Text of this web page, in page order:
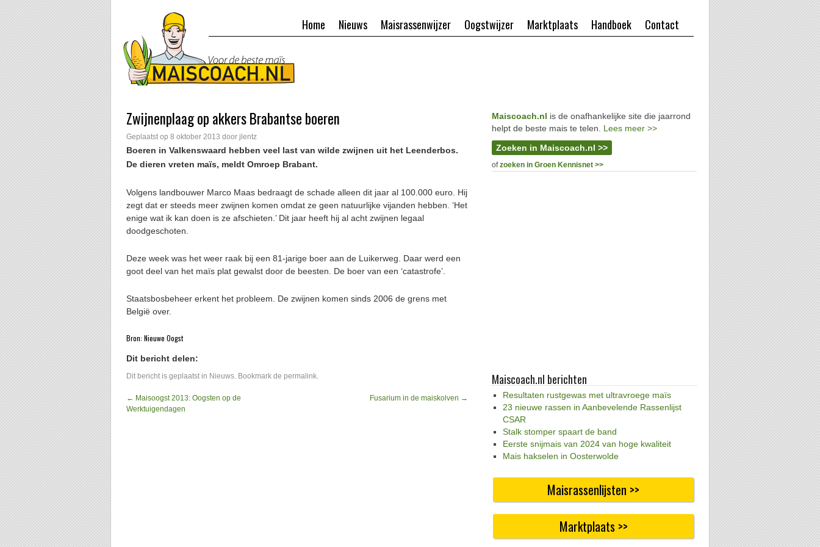
Contact
Handboek
Marktplaats
Oogstwijzer
Maisrassenwijzer
Nieuws
Home
Zwijnenplaag op akkers Brabantse boeren
Geplaatst op 8 oktober 2013 door jlentz
Boeren in Valkenswaard hebben veel last van wilde zwijnen uit het Leenderbos.
De dieren vreten maïs, meldt Omroep Brabant.
Volgens landbouwer Marco Maas bedraagt de schade alleen dit jaar al 100.000 euro. Hij
zegt dat er steeds meer zwijnen komen omdat ze geen natuurlijke vijanden hebben. ‘Het
enige wat ik kan doen is ze afschieten.’ Dit jaar heeft hij al acht zwijnen legaal
doodgeschoten.
Deze week was het weer raak bij een 81-jarige boer aan de Luikerweg. Daar werd een
goot deel van het maïs plat gewalst door de beesten. De boer van een ‘catastrofe’.
Staatsbosbeheer erkent het probleem. De zwijnen komen sinds 2006 de grens met
België over.
Bron: Nieuwe Oogst
Dit bericht delen:
Dit bericht is geplaatst in Nieuws. Bookmark de permalink.
← Maisoogst 2013: Oogsten op de
Werktuigendagen
Fusarium in de maiskolven →
Maiscoach.nl is de onafhankelijke site die jaarrond
helpt de beste mais te telen. Lees meer >>
Zoeken in Maiscoach.nl >>
ofzoeken in Groen Kennisnet >>
Maiscoach.nl berichten
Resultaten rustgewas met ultravroege maïs
23 nieuwe rassen in Aanbevelende Rassenlijst
CSAR
Stalk stomper spaart de band
Eerste snijmais van 2024 van hoge kwaliteit
Mais hakselen in Oosterwolde
Maisrassenlijsten >>
Marktplaats >>